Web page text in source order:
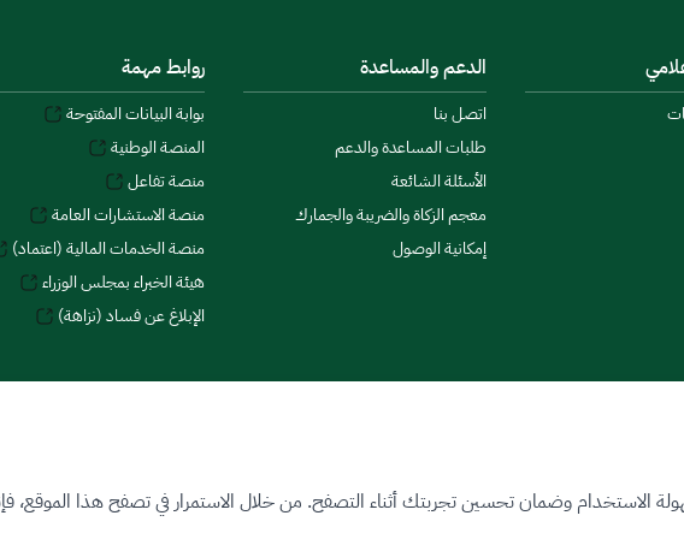
الدعم والمساعدة
اتصل بنا
طلبات المساعدة والدعم
الأسئلة الشائعة
معجم الزكاة والضريبة والجمارك
إمكانية الوصول
روابط مهمة
بوابة البيانات المفتوحة
المنصة الوطنية
منصة تفاعل
منصة الاستشارات العامة
منصة الخدمات المالية (اعتماد)
هيئة الخبراء بمجلس الوزراء
الإبلاغ عن فساد (نزاهة)
الاستخدام وضمان تحسين تجربتك أثناء التصفح. من خلال الاستمرار في تصفح هذا الموقع،